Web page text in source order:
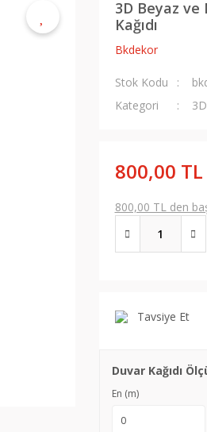
3D Beyaz
Kağıdı
Bkdekor
Stok Kodu
Kategori
800,00 TL
800,00 TL den
Tavsiye Et
Duvar Kağıdı
En (m)